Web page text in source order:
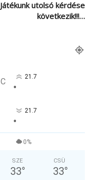
Játékunk utolsó kérdése
következik!!!…
C 21.7
°
21.7
°
0%
SZE
33°
CSÜ
33°